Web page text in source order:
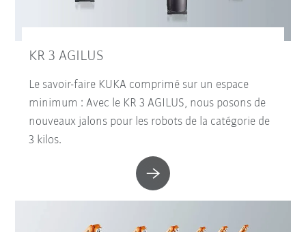
KR 3 AGILUS
Le savoir-faire KUKA comprimé sur un espace
minimum : Avec le KR 3 AGILUS, nous posons de
nouveaux jalons pour les robots de la catégorie de
3 kilos.